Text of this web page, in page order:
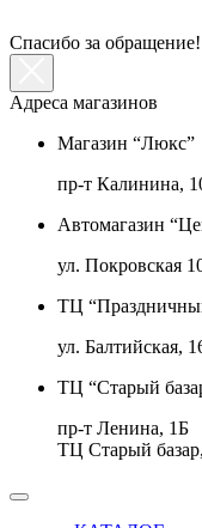
Спасибо за обращение!
Адреса магазинов
Магазин “Люкс”
пр-т Калинина,
Автомагазин
ул. Покровская
ТЦ
ул. Балтийская,
ТЦ “Старый
пр-т Ленина, 1Б
ТЦ Старый